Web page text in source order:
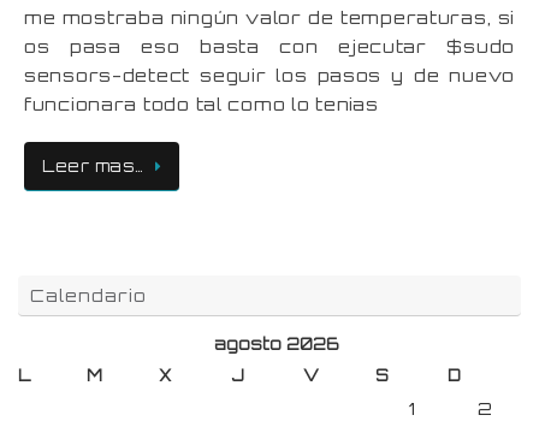
me mostraba ningún valor de temperaturas, si
os pasa eso basta con ejecutar $sudo
sensors-detect seguir los pasos y de nuevo
funcionara todo tal como lo tenias
Leer mas…
Calendario
agosto 2026
L
M X J V S D
1
2